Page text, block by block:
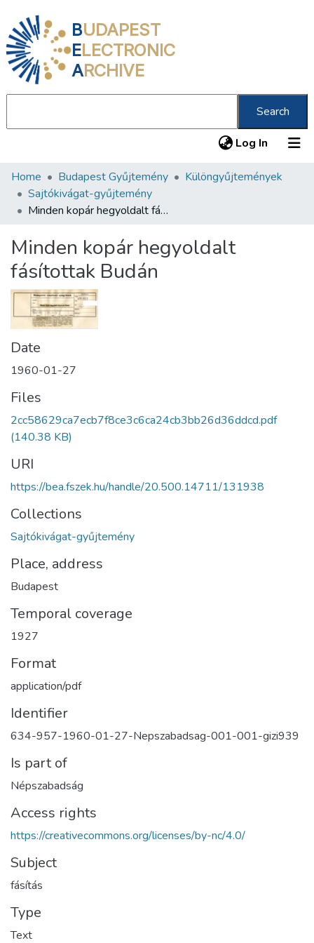
BUDAPEST
ELECTRONIC
ARCHIVE
Search
Log In (current)
Communities & Collections
All of DSpace
About us
Home Budapest Gyűjtemény
Különgyűjtemények
Sajtókivágat-gyűjtemény
Minden kopár hegyoldalt fásítottak Budán
Minden kopár hegyoldalt
fásítottak Budán
Date
1960-01-27
Files
2cc58629ca7ecb7f8ce3c6ca24cb3bb26d36ddcd.pdf
(140.38 KB)
URI
https://bea.fszek.hu/handle/20.500.14711/131938
Collections
Sajtókivágat-gyűjtemény
Place, address
Budapest
Temporal coverage
1927
Format
application/pdf
Identifier
634-957-1960-01-27-Nepszabadsag-001-001-gizi939
Is part of
Népszabadság
Access rights
https://creativecommons.org/licenses/by-nc/4.0/
Subject
fásítás
Type
Text